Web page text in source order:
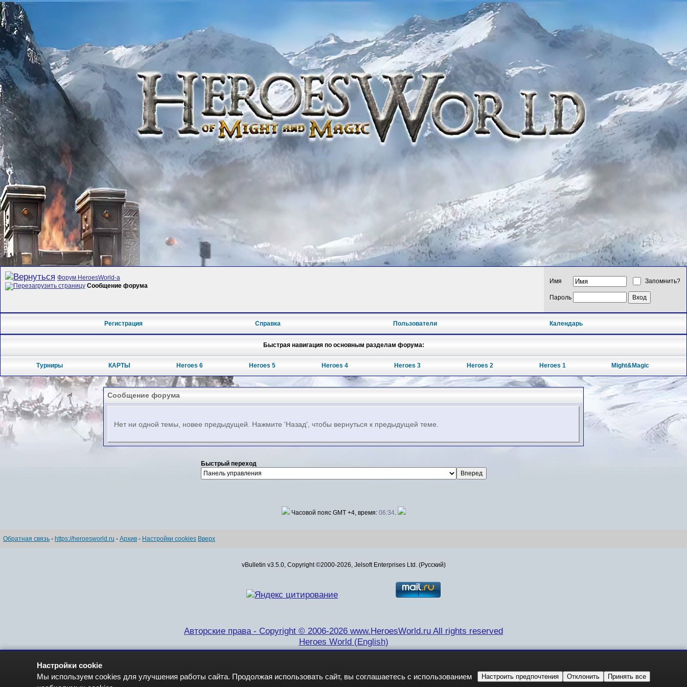
Форум HeroesWorld-а
Сообщение форума
Имя Запомнить?
Пароль
Регистрация Справка Пользователи Календарь
Быстрая навигация по основным разделам форума:
Турниры КАРТЫ Heroes 6 Heroes 5 Heroes 4 Heroes 3 Heroes 2 Heroes 1 Might&Magic
Сообщение форума
Нет ни одной темы, новее предыдущей. Нажмите 'Назад', чтобы вернуться к предыдущей теме.
Быстрый переход
Часовой пояс GMT +4, время: 06:34.
Обратная связь - https://heroesworld.ru - Архив - Настройки cookies Вверх
vBulletin v3.5.0, Copyright ©2000-2026, Jelsoft Enterprises Ltd. (Русский)
Авторские права - Copyright © 2006-2026 www.HeroesWorld.ru All rights reserved
Heroes World (English)
Настройки cookie
Мы используем cookies для улучшения работы сайта. Продолжая использовать сайт, вы соглашаетесь с использованием
Настроить предпочтения Отклонить Принять все